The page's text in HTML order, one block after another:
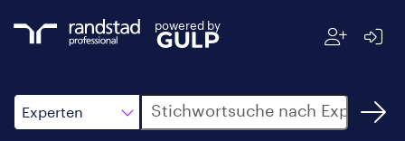
powered by
Experten
Suche